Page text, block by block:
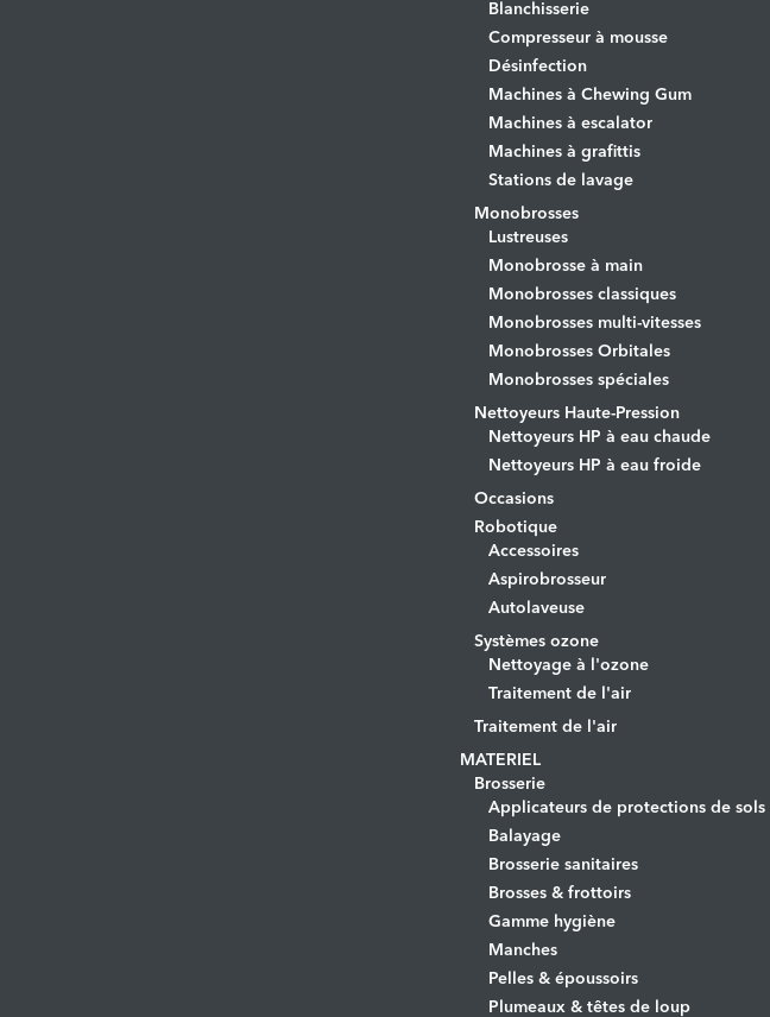
Blanchisserie
Compresseur à mousse
Désinfection
Machines à Chewing Gum
Machines à escalator
Machines à grafittis
Stations de lavage
Monobrosses
Lustreuses
Monobrosse à main
Monobrosses classiques
Monobrosses multi-vitesses
Monobrosses Orbitales
Monobrosses spéciales
Nettoyeurs Haute-Pression
Nettoyeurs HP à eau chaude
Nettoyeurs HP à eau froide
Occasions
Robotique
Accessoires
Aspirobrosseur
Autolaveuse
Systèmes ozone
Nettoyage à l'ozone
Traitement de l'air
Traitement de l'air
MATERIEL
Brosserie
Applicateurs de protections de sols
Balayage
Brosserie sanitaires
Brosses & frottoirs
Gamme hygiène
Manches
Pelles & époussoirs
Plumeaux & têtes de loup